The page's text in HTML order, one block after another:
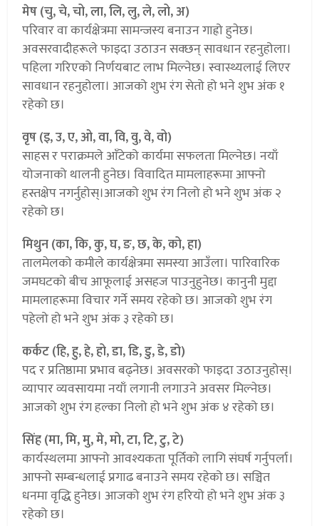
मेष (चु, चे, चो, ला, लि, लु, ले, लो, अ)
परिवार वा कार्यक्षेत्रमा सामन्जस्य बनाउन गाह्रो हुनेछ।
अवसरवादीहरूले फाइदा उठाउन सक्छन् सावधान रहनुहोला।
पहिला गरिएको निर्णयबाट लाभ मिल्नेछ। स्वास्थ्यलाई लिएर
सावधान रहनुहोला। आजको शुभ रंग सेतो हो भने शुभ अंक १
रहेको छ।
वृष (इ, उ, ए, ओ, वा, वि, वु, वे, वो)
साहस र पराक्रमले आँटेको कार्यमा सफलता मिल्नेछ। नयाँ
योजनाको थालनी हुनेछ। विवादित मामलाहरूमा आफ्नो
हस्तक्षेप नगर्नुहोस्।आजको शुभ रंग निलो हो भने शुभ अंक २
रहेको छ।
मिथुन (का, कि, कु, घ, ङ, छ, के, को, हा)
तालमेलको कमीले कार्यक्षेत्रमा समस्या आउँला। पारिवारिक
जमघटको बीच आफूलाई असहज पाउनुहुनेछ। कानुनी मुद्दा
मामलाहरूमा विचार गर्ने समय रहेको छ। आजको शुभ रंग
पहेलो हो भने शुभ अंक ३ रहेको छ।
कर्कट (हि, हु, हे, हो, डा, डि, डु, डे, डो)
पद र प्रतिष्ठामा प्रभाव बढ्नेछ। अवसरको फाइदा उठाउनुहोस्।
व्यापार व्यवसायमा नयाँ लगानी लगाउने अवसर मिल्नेछ।
आजको शुभ रंग हल्का निलो हो भने शुभ अंक ४ रहेको छ।
सिंह (मा, मि, मु, मे, मो, टा, टि, टु, टे)
कार्यस्थलमा आफ्नो आवश्यकता पूर्तिको लागि संघर्ष गर्नुपर्ला।
आफ्नो सम्बन्धलाई प्रगाढ बनाउने समय रहेको छ। सञ्चित
धनमा वृद्धि हुनेछ। आजको शुभ रंग हरियो हो भने शुभ अंक ३
रहेको छ।